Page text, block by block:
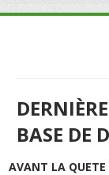
BASE DE
AVANT LA QUETE